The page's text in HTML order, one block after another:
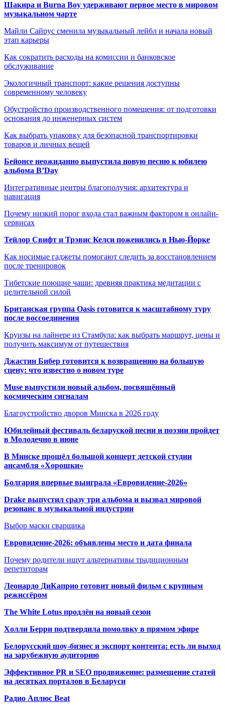
Шакира и Burna Boy удерживают первое место в мировом
музыкальном чарте
Майли Сайрус сменила музыкальный лейбл и начала новый
этап карьеры
Как сократить расходы на комиссии и банковское
обслуживание
Экологичный транспорт: какие решения доступны
современному человеку
Обустройство производственного помещения: от подготовки
основания до инженерных систем
Как выбрать упаковку для безопасной транспортировки
товаров и личных вещей
Бейонсе неожиданно выпустила новую песню к юбилею
альбома B’Day
Интегративные центры благополучия: архитектура и
навигация
Почему низкий порог входа стал важным фактором в онлайн-
сервисах
Тейлор Свифт и Трэвис Келси поженились в Нью-Йорке
Как носимые гаджеты помогают следить за восстановлением
после тренировок
Тибетские поющие чаши: древняя практика медитации с
целительной силой
Британская группа Oasis готовится к масштабному туру
после воссоединения
Круизы на лайнере из Стамбула: как выбрать маршрут, цены и
получить максимум от путешествия
Джастин Бибер готовится к возвращению на большую
сцену: что известно о новом туре
Muse выпустили новый альбом, посвящённый
космическим сигналам
Благоустройство дворов Минска в 2026 году
Юбилейный фестиваль беларуской песни и поэзии пройдет
в Молодечно в июне
В Минске прошёл большой концерт детской студии
ансамбля «Хорошки»
Болгария впервые выиграла «Евровидение-2026»
Drake выпустил сразу три альбома и вызвал мировой
резонанс в музыкальной индустрии
Выбор маски сварщика
Евровидение-2026: объявлены место и дата финала
Почему родители ищут альтернативы традиционным
репетиторам
Леонардо ДиКаприо готовит новый фильм с крупным
режиссёром
The White Lotus продлён на новый сезон
Холли Берри подтвердила помолвку в прямом эфире
Белорусский шоу-бизнес и экспорт контента: есть ли выход
на зарубежную аудиторию
Эффективное PR и SEO продвижение: размещение статей
на десятках порталов в Беларуси
Радио Аплюс Beat